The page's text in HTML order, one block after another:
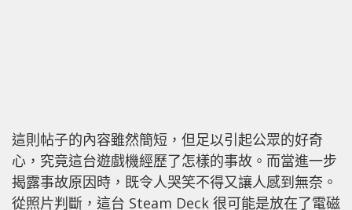
這則帖子的內容雖然簡短，但足以引起公眾的好奇
心，究竟這台遊戲機經歷了怎樣的事故。而當進一步
揭露事故原因時，既令人哭笑不得又讓人感到無奈。
從照片判斷，這台 Steam Deck 很可能是放在了電磁